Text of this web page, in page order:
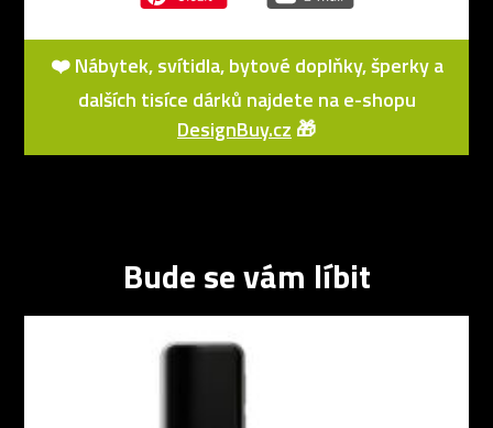
❤️ Nábytek, svítidla, bytové doplňky, šperky a
dalších tisíce dárků najdete na e-shopu
DesignBuy.cz 🎁
Bude se vám líbit